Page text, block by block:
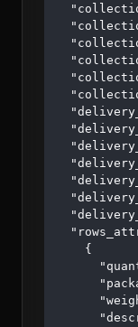
    {